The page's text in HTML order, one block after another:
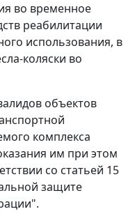
во временное
реабилитации
использования, в
коляски во
объектов
комплекса
им при этом
со статьей 15
защите